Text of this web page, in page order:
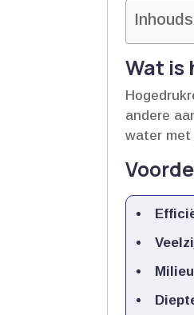
Wat is
andere
water met